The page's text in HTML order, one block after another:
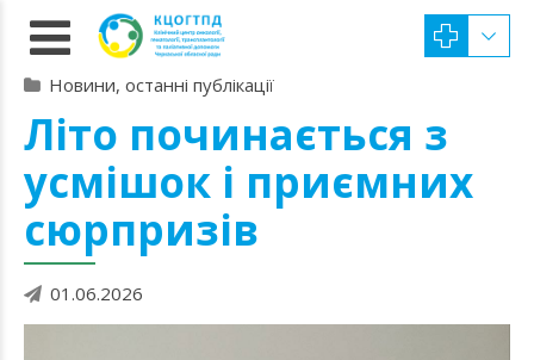
Новини, останні публікації
Літо починається з
усмішок і приємних
сюрпризів
01.06.2026